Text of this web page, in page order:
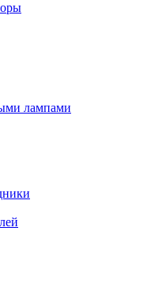
лампами